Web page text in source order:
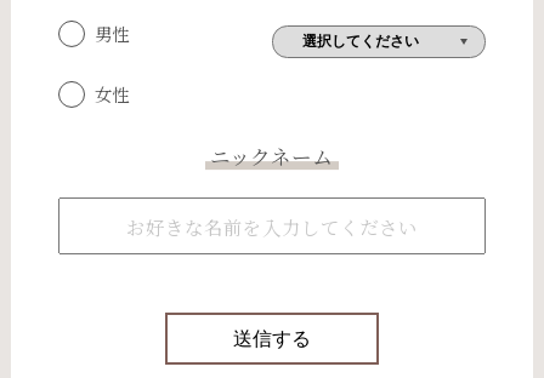
男性
女性
ニックネーム